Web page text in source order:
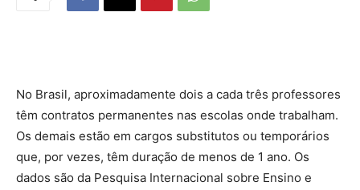
No Brasil, aproximadamente dois a cada três professores
têm contratos permanentes nas escolas onde trabalham.
Os demais estão em cargos substitutos ou temporários
que, por vezes, têm duração de menos de 1 ano. Os
dados são da Pesquisa Internacional sobre Ensino e